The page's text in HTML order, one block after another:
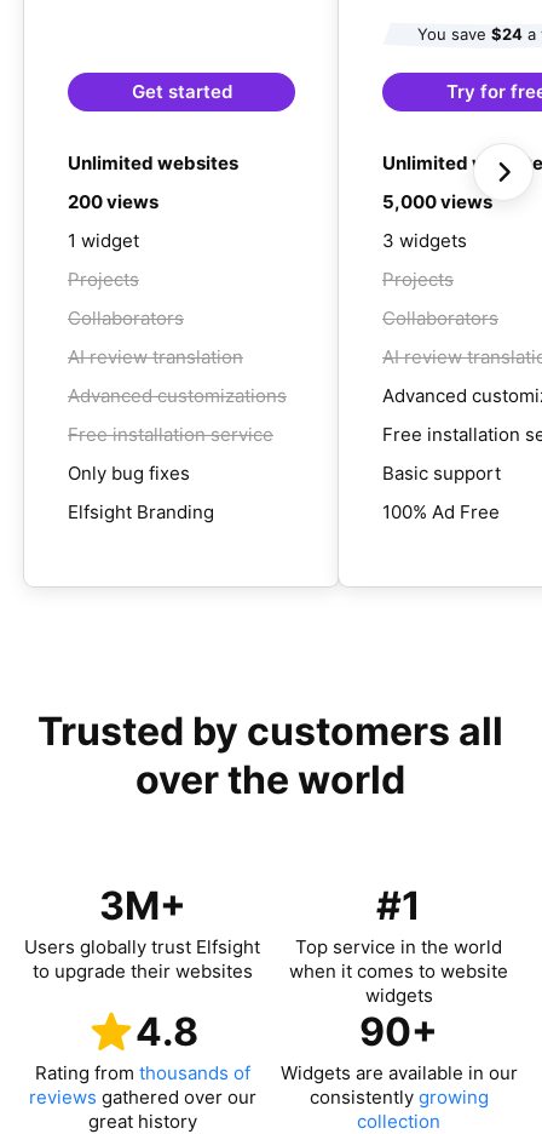
Get started
Unlimited websites
200 views
1 widget
Projects
Collaborators
AI review translation
Advanced customizations
Free installation service
Only bug fixes
Elfsight Branding
You save $24a
Try for
Unlimited
5,000 views
3 widgets
Projects
Collaborators
AI review
Advanced
Free installation
Basic support
100% Ad Free
Trusted by customers all
over the world
3M+
Users globally trust Elfsight
to upgrade their websites
#1
Top service in the world
when it comes to website
widgets
4.8
Rating from thousands of
reviews gathered over our
great history
90+
Widgets are available in our
consistently growing
collection